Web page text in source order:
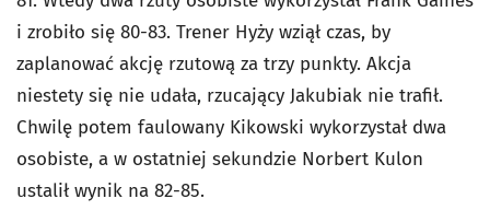
i zrobiło się 80-83. Trener Hyży wziął czas, by
zaplanować akcję rzutową za trzy punkty. Akcja
niestety się nie udała, rzucający Jakubiak nie trafił.
Chwilę potem faulowany Kikowski wykorzystał dwa
osobiste, a w ostatniej sekundzie Norbert Kulon
ustalił wynik na 82-85.